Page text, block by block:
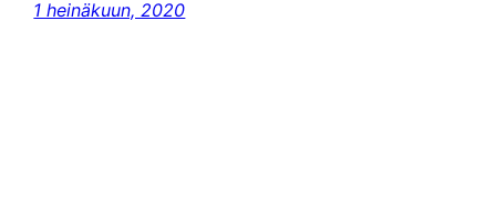
1 heinäkuun, 2020